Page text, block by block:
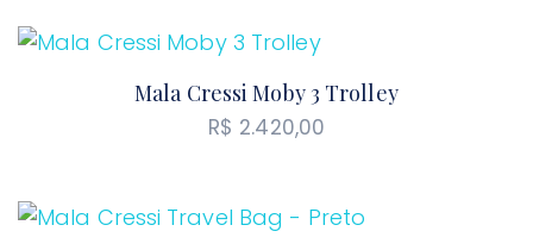
Mala Cressi Moby 3 Trolley
R$ 2.420,00